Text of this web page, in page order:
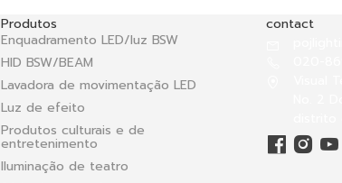
Produtos
Enquadramento LED/luz BSW
HID BSW/BEAM
Lavadora de movimentação LED
Luz de efeito
Produtos culturais e de
entretenimento
Iluminação de teatro
contact